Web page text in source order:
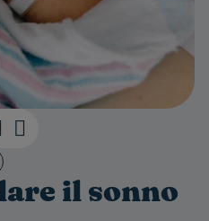
il sonno